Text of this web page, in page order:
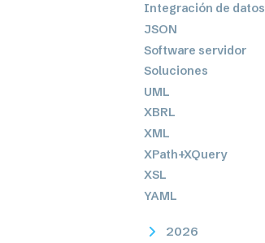
Integración de datos
JSON
Software servidor
Soluciones
UML
XBRL
XML
XPath+XQuery
XSL
YAML
2026